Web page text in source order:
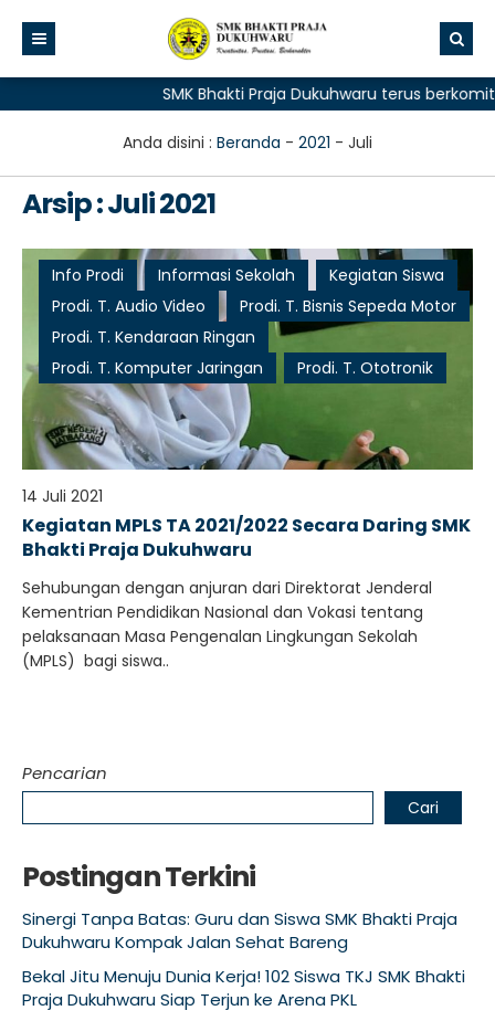
SMK Bhakti Praja Dukuhwaru terus
Anda disini : Beranda - 2021 - Juli
Arsip : Juli 2021
Info Prodi Informasi Sekolah
Kegiatan Siswa
Prodi. T. Audio Video
Prodi. T. Bisnis Sepeda Motor
Prodi. T. Kendaraan Ringan
Prodi. T. Komputer Jaringan
Prodi. T. Ototronik
14 Juli 2021
Kegiatan MPLS TA 2021/2022 Secara Daring SMK
Bhakti Praja Dukuhwaru
Sehubungan dengan anjuran dari Direktorat Jenderal
Kementrian Pendidikan Nasional dan Vokasi tentang
pelaksanaan Masa Pengenalan Lingkungan Sekolah
(MPLS) bagi siswa..
Pencarian
Cari
Postingan Terkini
Sinergi Tanpa Batas: Guru dan Siswa SMK Bhakti Praja
Dukuhwaru Kompak Jalan Sehat Bareng
Bekal Jitu Menuju Dunia Kerja! 102 Siswa TKJ SMK Bhakti
Praja Dukuhwaru Siap Terjun ke Arena PKL